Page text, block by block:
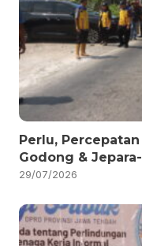
Perlu,
Godong &
29/07/2026